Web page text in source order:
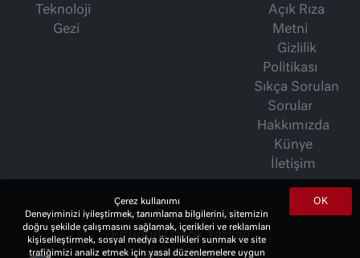
Teknoloji
Gezi
Açık Rıza
Metni
Gizlilik
Politikası
Sıkça Sorulan
Sorular
Hakkımızda
Künye
İletişim
İsmet Berkan Yazıları
Ertuğrul Özkök Yazıları
Haftalık Gazete
OK
Çerez kullanımı
Deneyiminizi iyileştirmek, tanımlama bilgilerini, sitemizin
doğru şekilde çalışmasını sağlamak, içerikleri ve reklamları
kişiselleştirmek, sosyal medya özellikleri sunmak ve site
trafiğimizi analiz etmek için yasal düzenlemelere uygun